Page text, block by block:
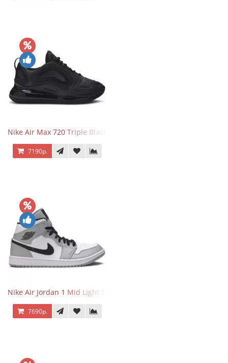
Nike Air Max 720 Triple Black
7190р.
Nike Air Jordan 1 Mid Light Smoke Grey
7690р.